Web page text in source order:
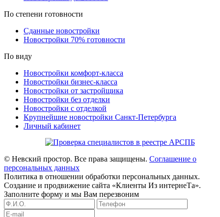
По степени готовности
Сданные новостройки
Новостройки 70% готовности
По виду
Новостройки комфорт-класса
Новостройки бизнес-класса
Новостройки от застройщика
Новостройки без отделки
Новостройки с отделкой
Крупнейшие новостройки Санкт-Петербурга
Личный кабинет
© Невский простор. Все права защищены. Соглашение о
персональных данных
Политика в отношении обработки персональных данных.
Создание и продвижение сайта «Клиенты Из интернеТа».
Заполните форму и мы Вам перезвоним